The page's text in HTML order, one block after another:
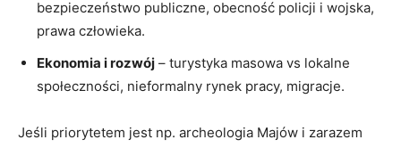
bezpieczeństwo publiczne, obecność policji i wojska,
prawa człowieka.
Ekonomia i rozwój – turystyka masowa vs lokalne
społeczności, nieformalny rynek pracy, migracje.
Jeśli priorytetem jest np. archeologia Majów i zarazem